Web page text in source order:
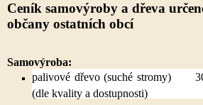
Ceník samovýroby a dřeva
občany ostatních obcí
Samovýroba:
palivové dřevo (suché stromy)
(dle kvality a dostupnosti)